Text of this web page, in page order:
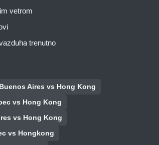
vetrom
trenutno
Aires vs Hong Kong
vs Hong Kong
vs Hong Kong
vs Hongkong